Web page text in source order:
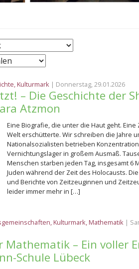
,Kulturmark | Donnerstag, 29.01.2026
– Die Geschichte der
Atzmon
Eine Biografie, die unter die Haut geht. Eine
Welt erschütterte. Wir schreiben die Jahre
Nationalsozialisten betrieben
Vernichtungslager in großem Ausmaß.
Menschen starben jeden Tag, insgesamt 6
Juden während der Zeit des Holocausts.
und Berichte von Zeitzeuginnen und
leider immer mehr in […]
,Kulturmark,Mathematik |
Mathematik – Ein voller
Schule Lübeck